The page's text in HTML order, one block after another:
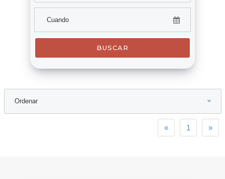
BUSCAR
Ordenar
«Previous
1 »